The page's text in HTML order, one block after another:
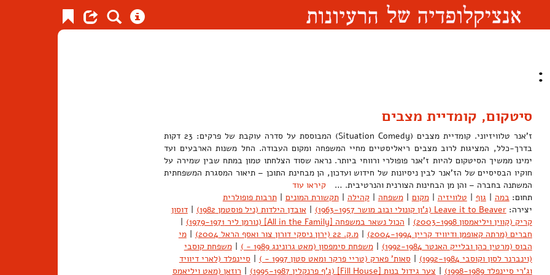
:
סיטקום, קומדיית מצבים
ז'אנר טלוויזיוני. קומדיית מצבים (Situation Comedy) המבוססת על סדרה עוקבת של פרקים: 23 דקות
בדרך-כלל, המציגות לרוב מצבים ריאליסטיים מחיי המשפחה ומקום העבודה. החל משנות הארבעים ועד
ימינו ממשיך הסיטקום להיות ז'אנר פופולרי ורווחי ביותר. נראה שסוד הצלחתו טמון במתח שבין שמירה על
חוקיו הבסיסיים של הז'אנר לבין ניסיונות של חידוש ועדכון, הן מבחינת התוכן – תיאור המסגרת המשפחתית
המשתנה בחברה – והן מן הבחינות הצורנית והנרטיבית. …קיראו עוד
תחום:במה | גוף | טלוויזיה | מקום | משפחה | קהילה | תקשורת המונים | תרבות פופולרית
יצירה:Leave it to Beaver (ג'ון קונולי ובוב מושר 1963-1957) | אובדן הילדות (ניל פוסטמן 1982) | דוסון
קריק (קווין ויליאמסון 2003-1998)
| הכול נשאר במשפחה [All in the Family] (נורמן ליר 1979-1971)
|
חברים (מרתה קאופמן ודיוויד קריין 2004-1994)
| מ.ק. 22 (ירון ניסקי דורון צור ואסף הראל 2004) | מי
הבוס (מרטין כהן ובלייק האנטר 1992-1984)
| משפחת סימפסון (מאט גרונינג 1989 - ) | משפחת קוסבי
(וינברנר לסון וקוסבי 1992-1984)
| סאות' פארק (טריי פרקר ומאט סטון 1997 - ) | סיינפלד (לארי דיוויד
וג'רי סיינפלד 1998-1989)
| צער גידול בנות [Fill House] (ג'ף פרנקלין 1995-1987) | רוזאן (מאט ויליאמס